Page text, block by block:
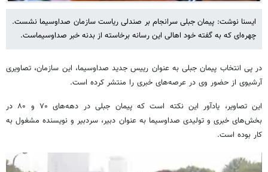
ایسنا نوشت: پیمان جبلی سرانجام بر صندلی ریاست سازمان صداوسیما نشست.
چهره‌ای که به گفته خود اهالی این رسانه برخاسته از بدنه خبر صداوسیماست.
در پی انتخاب پیمان جبلی به عنوان رییس جدید صداوسیما، این سازمان، تصاویری
آرشیوی از حضور وی در عرصه‌های خبری را منتشر کرده است.
این تصاویر، یادآور این نکته است که پیمان جبلی در دهه‌های ۷۰ و ۸۰ در
بخش‌های خبری و تولیدی صداوسیما به عنوان دبیر، سردبیر و نویسنده مشغول به
کار بوده است.